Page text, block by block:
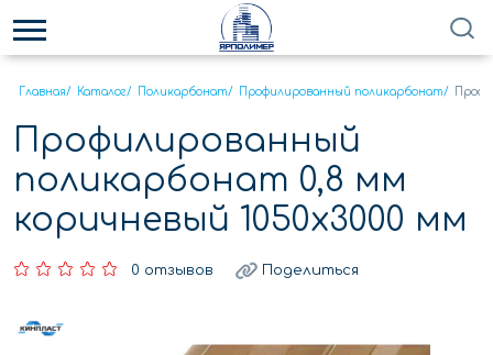
Главная/ Каталог/ Поликарбонат/ Профилированный поликарбонат/
Профилированный
поликарбонат 0,8 мм
коричневый 1050х3000 мм
0 отзывов Поделиться